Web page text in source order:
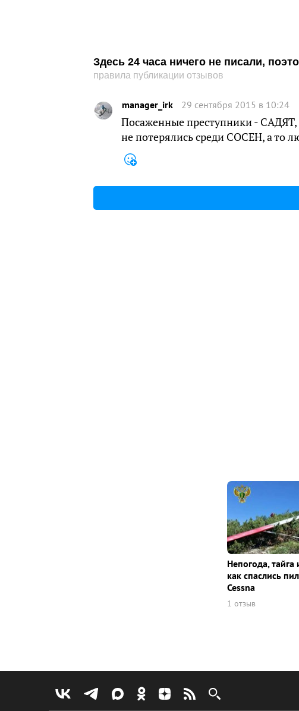
Здесь 24 часа ничего не писали,
правила публикации отзывов
manager_irk 29 сентября 2015 в 10:24
Посаженные преступники -
не потерялись среди СОСЕН, а то
Непогода,
как спаслись
Cessna
1 отзыв